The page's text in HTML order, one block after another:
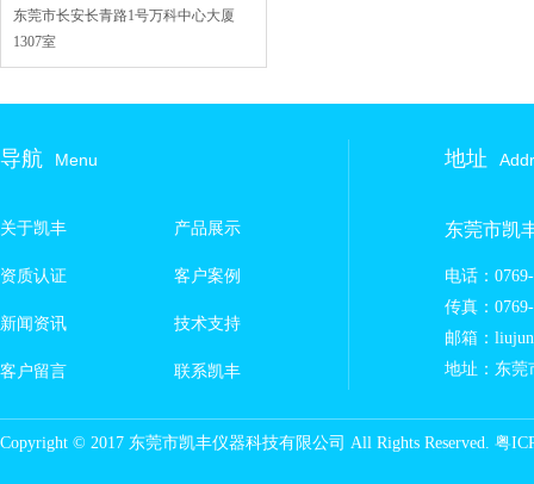
东莞市长安长青路1号万科中心大厦
1307室
导航 Menu
关于凯丰 产品展示
资质认证 客户案例
新闻资讯 技术支持
客户留言 联系凯丰
地址
东莞市凯
电话：
传真：
邮箱：
地址：东莞
Copyright © 2017 东莞市凯丰仪器科技有限公司 All Rights Reserved. 粤